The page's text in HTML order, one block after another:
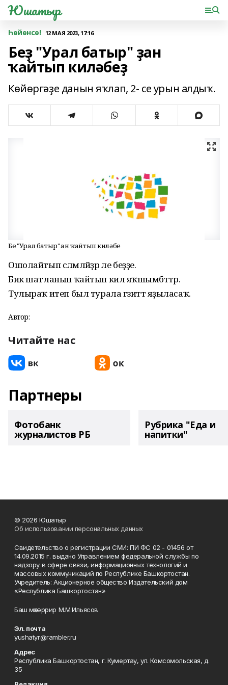
Юшатыр
Һөйөнсө! 12 МАЯ 2023, 17:16
Беҙ "Урал батыр" ҙан
ҡайтып киләбеҙ
Көйөргәҙе данын яҡлап, 2- се урын алдыҡ.
Беҙ "Урал батыр" ҙан ҡайтып киләбеҙ
Ошолайтып сәләмләйҙәр әле беҙҙе.
Бик шатланып ҡайтып килә яҡшымбәттәр.
Тулыраҡ итеп был турала гәзиттә яҙыласаҡ.
Автор:
Читайте нас
Партнеры
Фотобанк
журналистов РБ
Рубрика "Еда и
напитки"
© 2026 Юшатыр
Об использовании персональных данных
Свидетельство о регистрации СМИ: ПИ ФС 02 - 01456 от
14.09.2015 г. выдано Управлением федеральной службы по
надзору в сфере связи, информационных технологий и
массовых коммуникаций по Республике Башкортостан.
Учредитель: Акционерное общество Издательский дом
«Республика Башкортостан»
Баш мөхәррир М.М.Ильясов
Эл. почта
yushatyr@rambler.ru
Адрес
Республика Башкортостан, г. Кумертау, ул. Комсомольская, д.
35